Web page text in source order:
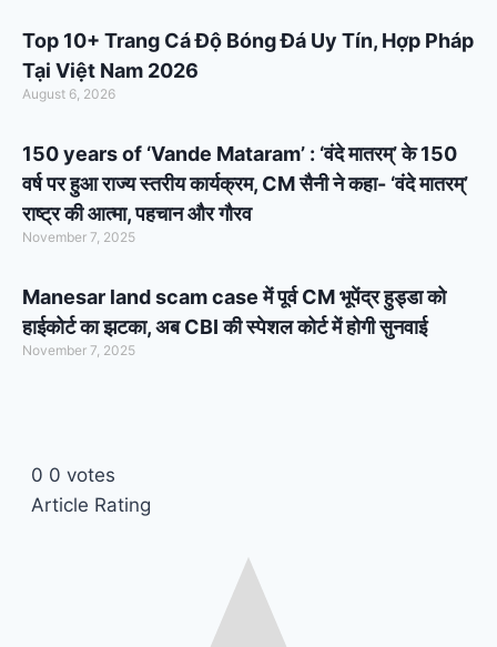
Top 10+ Trang Cá Độ Bóng Đá Uy Tín, Hợp Pháp
Tại Việt Nam 2026
August 6, 2026
150 years of ‘Vande Mataram’ : ‘वंदे मातरम्’ के 150
वर्ष पर हुआ राज्य स्तरीय कार्यक्रम, CM सैनी ने कहा- ‘वंदे मातरम्’
राष्ट्र की आत्मा, पहचान और गौरव
November 7, 2025
Manesar land scam case में पूर्व CM भूपेंद्र हुड्डा को
हाईकोर्ट का झटका, अब CBI की स्पेशल कोर्ट में होगी सुनवाई
November 7, 2025
0 0 votes
Article Rating